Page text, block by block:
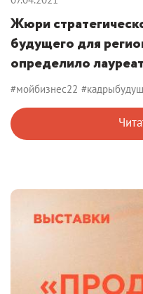
Жюри
будущего для
определило
#мойбизнес22